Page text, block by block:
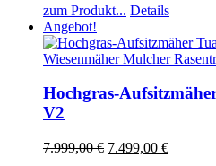
zum Produkt... Details
Angebot!
Hochgras-
V2
7.999,00€ 7.499,00 €